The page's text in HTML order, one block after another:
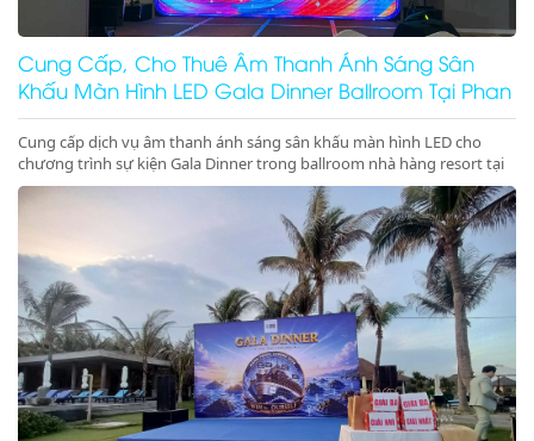
Cung Cấp, Cho Thuê Âm Thanh Ánh Sáng Sân
Khấu Màn Hình LED Gala Dinner Ballroom Tại Phan
Thiết Mũi Né Kê Gà Ninh Thuận Ninh Chữ Vĩnh Hy
Cung cấp dịch vụ âm thanh ánh sáng sân khấu màn hình LED cho
chương trình sự kiện Gala Dinner trong ballroom nhà hàng resort tại
Phan Thiết, Mũi Né, Kê Gà, Ninh Thuận, Ninh Chữ, Vĩnh Hy chuyên
nghiệp, đẳng cấp. Đặt lịch ngay nhận ưu đãi lớn!